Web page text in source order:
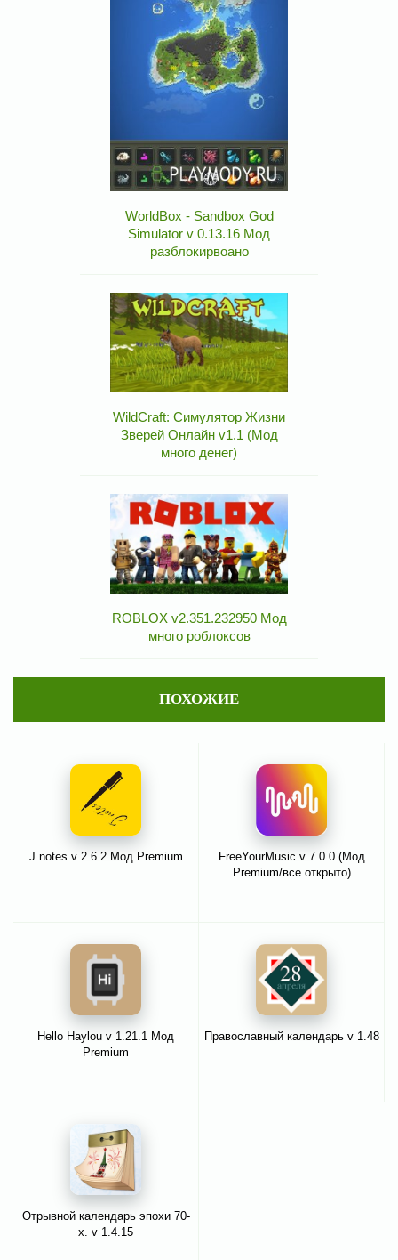
WorldBox - Sandbox God
Simulator v 0.13.16 Мод
разблокирвоано
WildCraft: Симулятор Жизни
Зверей Онлайн v1.1 (Мод
много денег)
ROBLOX v2.351.232950 Мод
много роблоксов
ПОХОЖИЕ
J notes v 2.6.2 Мод Premium
FreeYourMusic v 7.0.0 (Мод
Premium/все открыто)
Hello Haylou v 1.21.1 Мод
Premium
Православный календарь v 1.48
Отрывной календарь эпохи 70-
х. v 1.4.15